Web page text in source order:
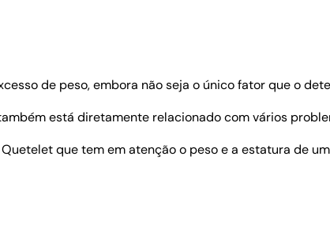
de peso, embora não seja o único fator que o
está diretamente relacionado com vários
que tem em atenção o peso e a estatura de